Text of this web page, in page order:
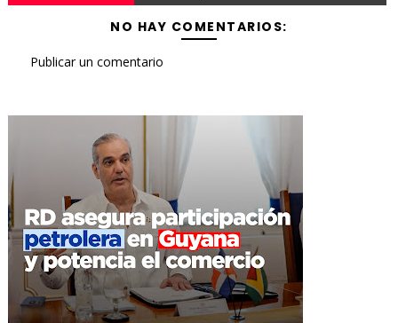
NO HAY COMENTARIOS:
Publicar un comentario